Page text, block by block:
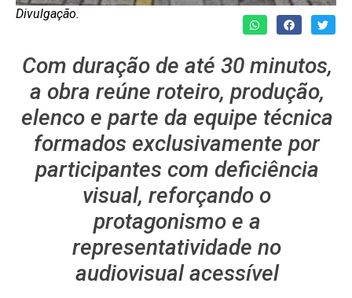
Divulgação.
Com duração de até 30 minutos,
a obra reúne roteiro, produção,
elenco e parte da equipe técnica
formados exclusivamente por
participantes com deficiência
visual, reforçando o
protagonismo e a
representatividade no
audiovisual acessível